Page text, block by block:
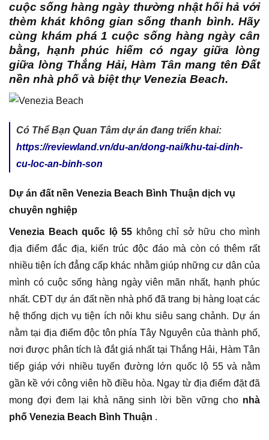
cuộc sống hàng ngày thường nhật hối hả với
thèm khát không gian sống thanh bình. Hãy
cùng khám phá 1 cuộc sống hàng ngày cân
bằng, hạnh phúc hiếm có ngay giữa lòng
giữa lòng Thắng Hải, Hàm Tân mang tên Đất
nền nhà phố và biệt thự Venezia Beach.
Có Thể Bạn Quan Tâm dự án đang triển khai:
https://reviewland.vn/du-an/dong-nai/khu-tai-dinh-
cu-loc-an-binh-son
Dự án đất nền Venezia Beach Bình Thuận dịch vụ
chuyên nghiệp
Venezia Beach quốc lộ 55 không chỉ sở hữu cho mình
địa điểm đắc địa, kiến trúc độc đáo mà còn có thêm rất
nhiều tiện ích đẳng cấp khác nhằm giúp những cư dân của
mình có cuộc sống hàng ngày viên mãn nhất, hạnh phúc
nhất. CĐT dự án đất nền nhà phố đã trang bị hàng loạt các
hệ thống dịch vụ tiện ích nôi khu siêu sang chảnh. Dự án
nằm tại địa điểm độc tôn phía Tây Nguyên của thành phố,
nơi được phân tích là đắt giá nhất tại Thắng Hải, Hàm Tân
tiếp giáp với nhiều tuyến đường lớn quốc lộ 55 và nằm
gần kề với công viên hồ điều hòa. Ngay từ địa điểm đặt đã
mong đợi đem lại khả năng sinh lời bền vững cho nhà
phố Venezia Beach Bình Thuận .